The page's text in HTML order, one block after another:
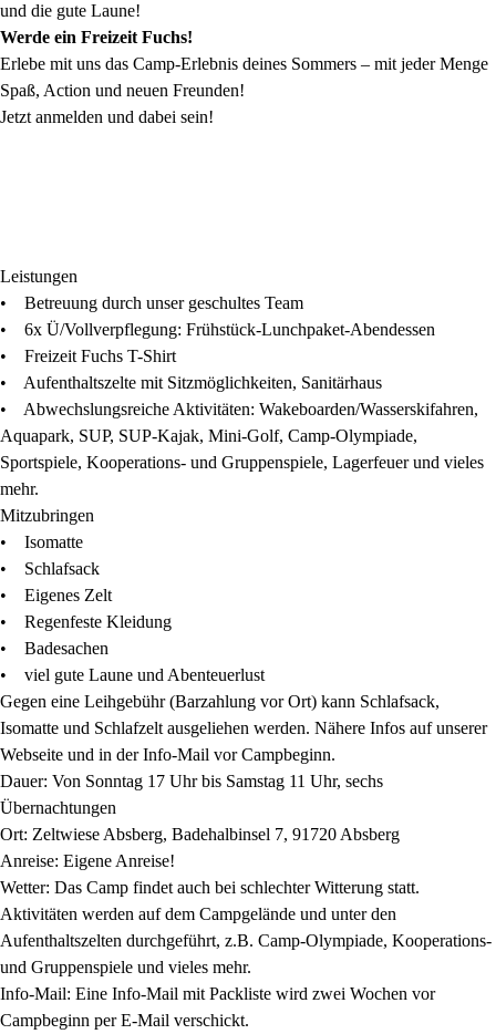
und die gute Laune!
Werde ein Freizeit Fuchs!
Erlebe mit uns das Camp-Erlebnis deines Sommers – mit jeder Menge
Spaß, Action und neuen Freunden!
Jetzt anmelden und dabei sein!
Leistungen
• Betreuung durch unser geschultes Team
• 6x Ü/Vollverpflegung: Frühstück-Lunchpaket-Abendessen
• Freizeit Fuchs T-Shirt
• Aufenthaltszelte mit Sitzmöglichkeiten, Sanitärhaus
• Abwechslungsreiche Aktivitäten: Wakeboarden/Wasserskifahren,
Aquapark, SUP, SUP-Kajak, Mini-Golf, Camp-Olympiade,
Sportspiele, Kooperations- und Gruppenspiele, Lagerfeuer und vieles
mehr.
Mitzubringen
• Isomatte
• Schlafsack
• Eigenes Zelt
• Regenfeste Kleidung
• Badesachen
• viel gute Laune und Abenteuerlust
Gegen eine Leihgebühr (Barzahlung vor Ort) kann Schlafsack,
Isomatte und Schlafzelt ausgeliehen werden. Nähere Infos auf unserer
Webseite und in der Info-Mail vor Campbeginn.
Dauer: Von Sonntag 17 Uhr bis Samstag 11 Uhr, sechs
Übernachtungen
Ort: Zeltwiese Absberg, Badehalbinsel 7, 91720 Absberg
Anreise: Eigene Anreise!
Wetter: Das Camp findet auch bei schlechter Witterung statt.
Aktivitäten werden auf dem Campgelände und unter den
Aufenthaltszelten durchgeführt, z.B. Camp-Olympiade, Kooperations-
und Gruppenspiele und vieles mehr.
Info-Mail: Eine Info-Mail mit Packliste wird zwei Wochen vor
Campbeginn per E-Mail verschickt.